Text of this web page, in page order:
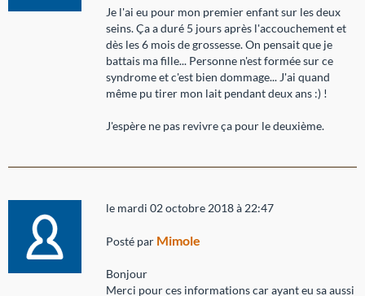
Je l'ai eu pour mon premier enfant sur les deux
seins. Ça a duré 5 jours après l'accouchement et
dès les 6 mois de grossesse. On pensait que je
battais ma fille... Personne n'est formée sur ce
syndrome et c'est bien dommage... J'ai quand
même pu tirer mon lait pendant deux ans :) !
J'espère ne pas revivre ça pour le deuxième.
le mardi 02 octobre 2018 à 22:47
Posté par Mimole
Bonjour
Merci pour ces informations car ayant eu sa aussi